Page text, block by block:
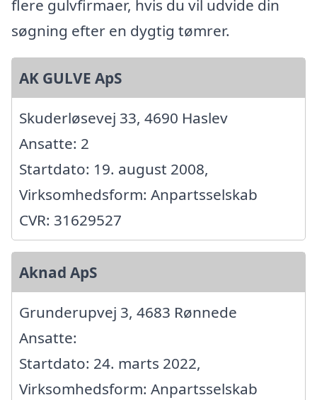
flere gulvfirmaer, hvis du vil udvide din
søgning efter en dygtig tømrer.
AK GULVE ApS
Skuderløsevej 33, 4690 Haslev
Ansatte: 2
Startdato: 19. august 2008,
Virksomhedsform: Anpartsselskab
CVR: 31629527
Aknad ApS
Grunderupvej 3, 4683 Rønnede
Ansatte:
Startdato: 24. marts 2022,
Virksomhedsform: Anpartsselskab